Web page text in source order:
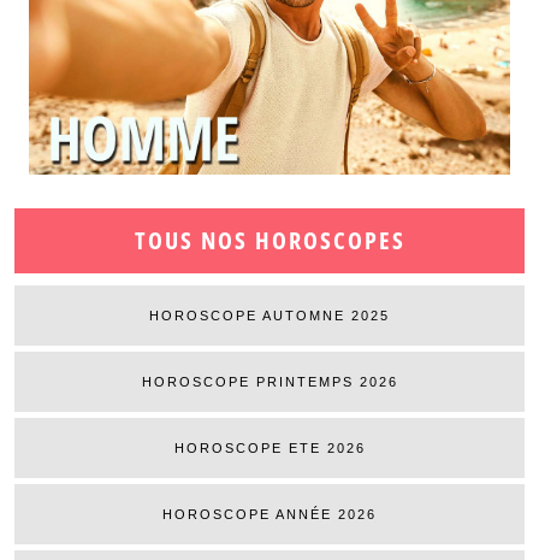
TOUS NOS HOROSCOPES
HOROSCOPE AUTOMNE 2025
HOROSCOPE PRINTEMPS 2026
HOROSCOPE ETE 2026
HOROSCOPE ANNÉE 2026